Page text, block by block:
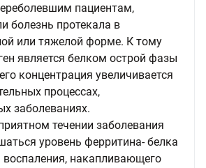
пациентам,
болезнь протекала в
или тяжелой форме. К тому
является белком острой фазы
концентрация увеличивается
процессах,
заболеваниях.
течении заболевания
уровень ферритина- белка
накапливающего